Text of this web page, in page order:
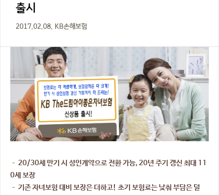
출시
2017.02.08. KB손해보험
– 20/30세 만기 시 성인계약으로 전환 가능, 20년 주기 갱신 최대 11
0세 보장
– 기존 자녀보험 대비 보장은 더하고! 초기 보험료는 낮춰 부담은 덜